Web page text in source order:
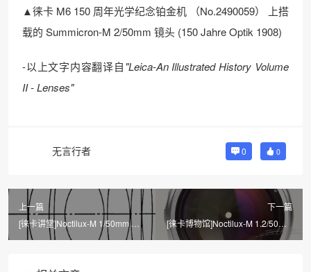
▲徕卡 M6 150 周年光学纪念铂金机 （No.2490059） 上搭
载的 Summicron-M 2/50mm 镜头 (150 Jahre Optik 1908)
-以上文字内容翻译自 "Leica-An Illustrated History Volume
II - Lenses"
无言行者 0 0
上一篇
[徕卡讲堂]Noctilux-M 1/50mm 镜
头介绍
下一篇
[徕卡博物馆]Noctilux-M 1.2/50mm
镜头介绍